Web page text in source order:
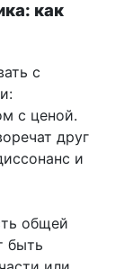
как
с
с ценой.
друг
и
общей
быть